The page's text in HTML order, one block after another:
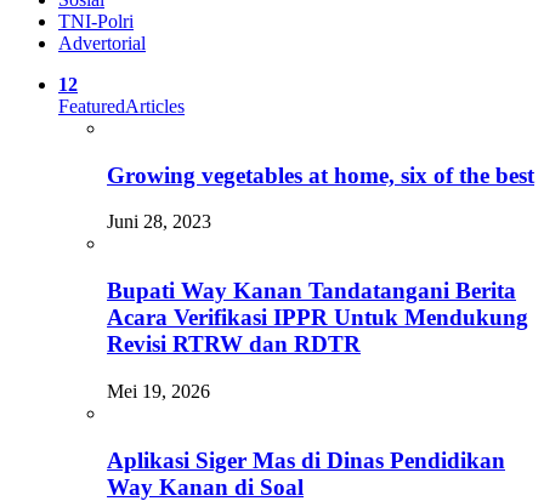
TNI-Polri
Advertorial
12
FeaturedArticles
Growing vegetables at home, six of the best
Juni 28, 2023
Bupati Way Kanan Tandatangani Berita
Acara Verifikasi IPPR Untuk Mendukung
Revisi RTRW dan RDTR
Mei 19, 2026
Aplikasi Siger Mas di Dinas Pendidikan
Way Kanan di Soal